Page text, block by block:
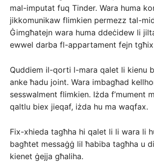
mal-imputat fuq Tinder. Wara huma
jikkomunikaw flimkien permezz tal-
Ġimgħatejn wara huma ddeċidew li
ewwel darba fl-appartament fejn
Quddiem il-qorti l-mara qalet li kienu
anke ħadu joint. Wara imbagħad
sesswalment flimkien. Iżda f’mument
qaltlu biex jieqaf, iżda hu ma waqfax.
Fix-xhieda tagħha hi qalet li li wara li
bagħtet messaġġ lil ħabiba tagħha u
kienet ġejja għaliha.